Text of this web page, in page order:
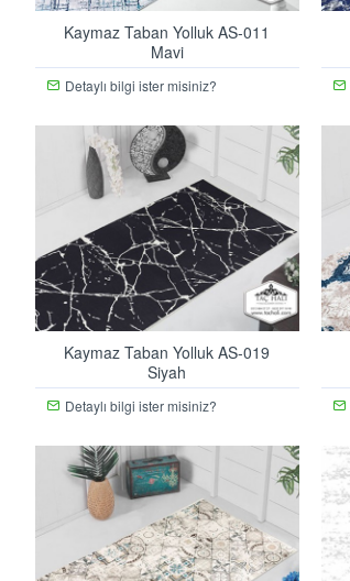
Kaymaz Taban Yolluk AS-011
Mavi
Detaylı bilgi ister misiniz?
Kaymaz Taban Yolluk AS-019
Siyah
Detaylı bilgi ister misiniz?